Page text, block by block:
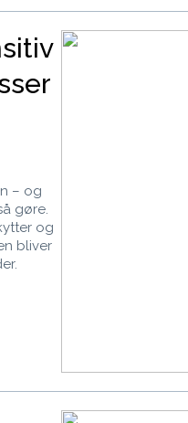
– og
gøre.
og
bliver